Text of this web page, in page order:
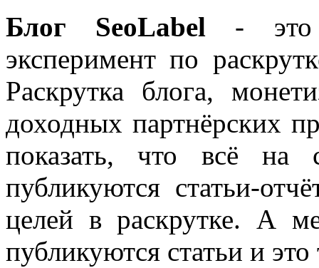
Блог SeoLabel - это
эксперимент по
Раскрутка блога,
доходных партнёрских
показать, что всё на
публикуются статьи-
целей в раскрутке. А
публикуются статьи и